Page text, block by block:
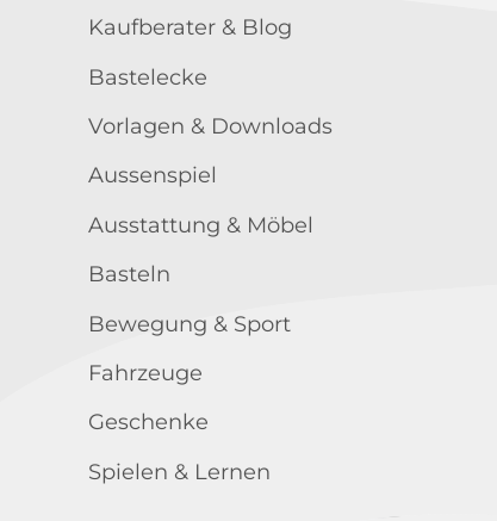
Kaufberater & Blog
Bastelecke
Vorlagen & Downloads
Aussenspiel
Ausstattung & Möbel
Basteln
Bewegung & Sport
Fahrzeuge
Geschenke
Spielen & Lernen